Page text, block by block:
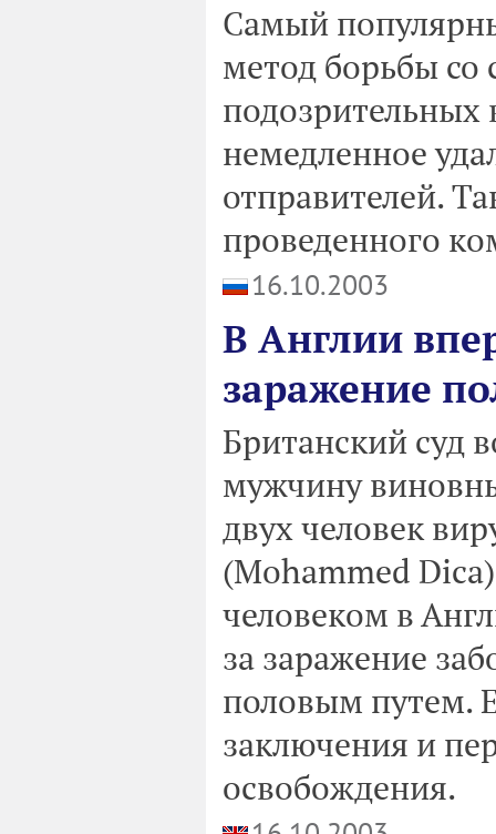
Самый
метод борьбы со
немедленное
отправителей.
проведенного
16.10.2003
В Англии
заражение
Британский суд
мужчину
двух человек
(Mohammed
человеком в
за заражение
половым путем.
заключения и
освобождения.